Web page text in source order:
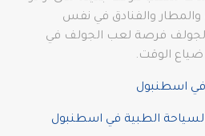
والمطار والفنادق في نفس
الجولف فرصة لعب الجولف في
الوقت.
في اسطنبول
الطبية في اسطنبول